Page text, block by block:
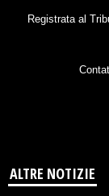
Registrata al
ALTRE NOTIZIE